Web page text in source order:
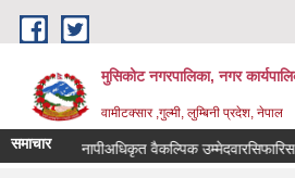
Skip to main content
मुसिकोट नगरपालिका, नगर
वामीटक्सार ,गुल्मी, लुम्बिनी प्रदेश, नेपाल
समाचारनापीअधिकृत वैकल्पिक उम्मेदवारसिफारिस